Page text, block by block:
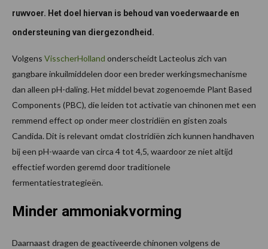
ruwvoer. Het doel hiervan is behoud van voederwaarde en
ondersteuning van diergezondheid.
Volgens VisscherHolland onderscheidt Lacteolus zich van
gangbare inkuilmiddelen door een breder werkingsmechanisme
dan alleen pH-daling. Het middel bevat zogenoemde Plant Based
Components (PBC), die leiden tot activatie van chinonen met een
remmend effect op onder meer clostridiën en gisten zoals
Candida. Dit is relevant omdat clostridiën zich kunnen handhaven
bij een pH-waarde van circa 4 tot 4,5, waardoor ze niet altijd
effectief worden geremd door traditionele
fermentatiestrategieën.
Minder ammoniakvorming
Daarnaast dragen de geactiveerde chinonen volgens de